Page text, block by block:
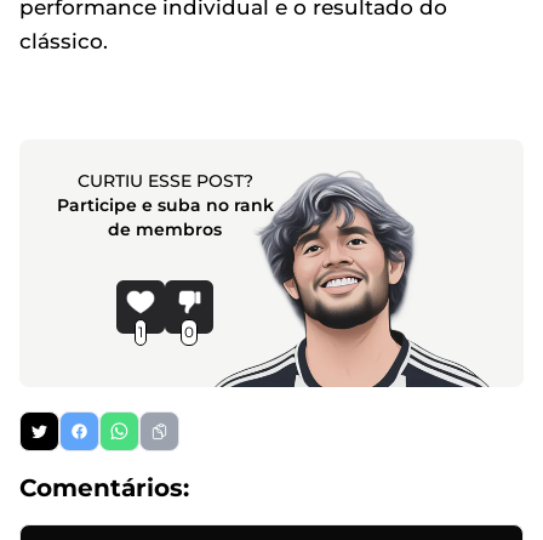
performance individual e o resultado do
clássico.
CURTIU ESSE POST?
Participe e suba no rank
de membros
1 0
Comentários: